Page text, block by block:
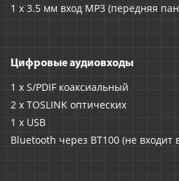
1 x 3.5 мм вход MP3 (передняя
Цифровые аудиовходы
1 x S/PDIF коаксиальный
2 x TOSLINK оптических
1 x USB
Bluetooth через BT100 (не входит